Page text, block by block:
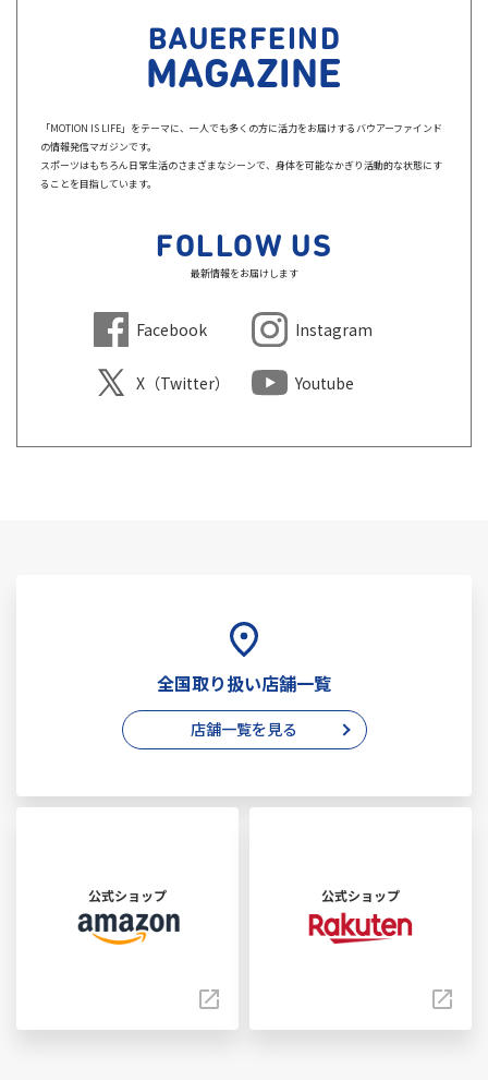
BAUERFEIND
MAGAZINE
「MOTION IS LIFE」をテーマに、一人でも多くの方に活力をお届けするバウアーファインド
の情報発信マガジンです。
スポーツはもちろん日常生活のさまざまなシーンで、身体を可能なかぎり活動的な状態にす
ることを目指しています。
FOLLOW US
最新情報をお届けします
Facebook Instagram
X（Twitter） Youtube
全国取り扱い店舗一覧
店舗一覧を見る
公式ショップ 公式ショップ